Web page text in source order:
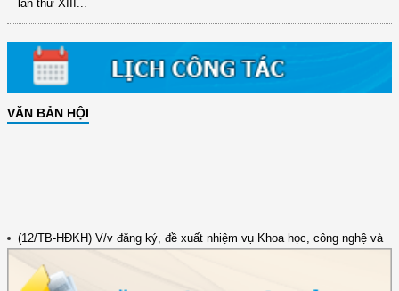
lần thứ XIII...
VĂN BẢN HỘI
đổi mới ...
(898/KH/ĐCT) Kế hoạch thực hiện Quyết định số 2415/QĐ-TTg ngày
31/10/2025 ...